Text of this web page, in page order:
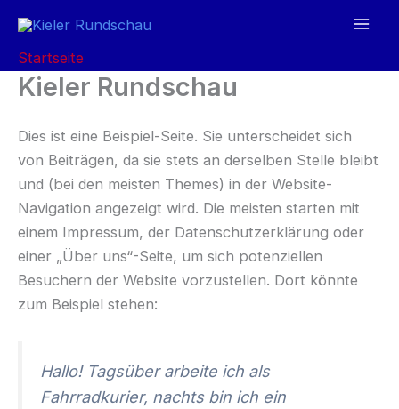
Inhalt
springen
Startseite
Kieler Rundschau
Dies ist eine Beispiel-Seite. Sie unterscheidet sich
von Beiträgen, da sie stets an derselben Stelle bleibt
und (bei den meisten Themes) in der Website-
Navigation angezeigt wird. Die meisten starten mit
einem Impressum, der Datenschutzerklärung oder
einer „Über uns“-Seite, um sich potenziellen
Besuchern der Website vorzustellen. Dort könnte
zum Beispiel stehen:
Hallo! Tagsüber arbeite ich als
Fahrradkurier, nachts bin ich ein